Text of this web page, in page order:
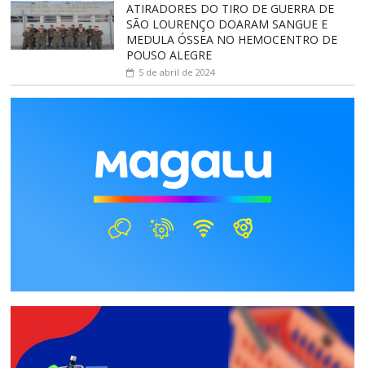
ATIRADORES DO TIRO DE GUERRA DE
SÃO LOURENÇO DOARAM SANGUE E
MEDULA ÓSSEA NO HEMOCENTRO DE
POUSO ALEGRE
5 de abril de 2024